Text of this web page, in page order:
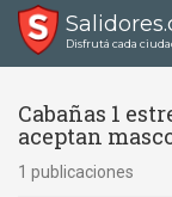
Disfrutá cada
Cabañas 1
aceptan
1 publicaciones